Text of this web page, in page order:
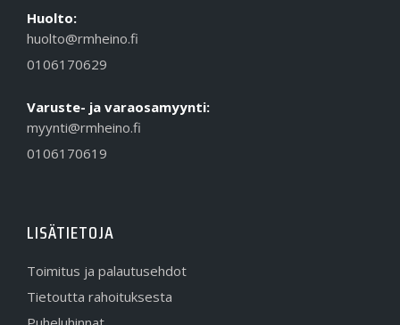
Huolto:
huolto@rmheino.fi
0106170629
Varuste- ja varaosamyynti:
myynti@rmheino.fi
0106170619
LISÄTIETOJA
Toimitus ja palautusehdot
Tietoutta rahoituksesta